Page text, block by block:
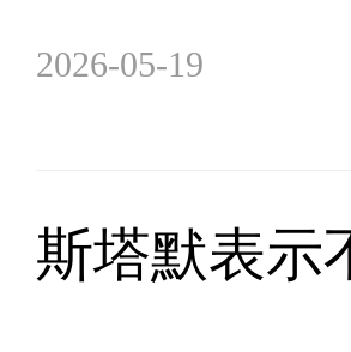
2026-05-19
斯塔默表示